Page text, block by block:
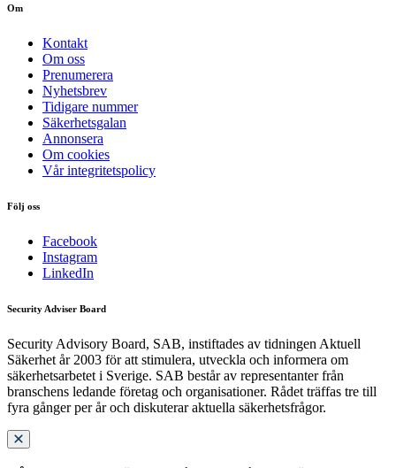
Om
Kontakt
Om oss
Prenumerera
Nyhetsbrev
Tidigare nummer
Säkerhetsgalan
Annonsera
Om cookies
Vår integritetspolicy
Följ oss
Facebook
Instagram
LinkedIn
Security Adviser Board
Security Advisory Board, SAB, instiftades av tidningen Aktuell
Säkerhet år 2003 för att stimulera, utveckla och informera om
säkerhetsarbetet i Sverige. SAB består av representanter från
branschens ledande företag och organisationer. Rådet träffas tre till
fyra gånger per år och diskuterar aktuella säkerhetsfrågor.